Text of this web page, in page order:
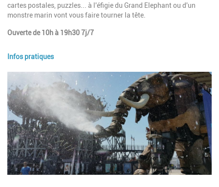
cartes postales, puzzles... à l'éfigie du Grand Elephant ou d'un
monstre marin vont vous faire tourner la tête.
Ouverte de 10h à 19h30 7j/7
Infos pratiques